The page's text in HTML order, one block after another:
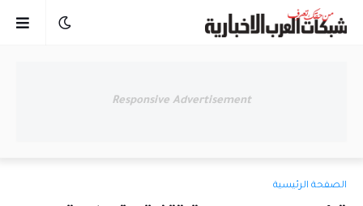
Responsive Advertisement
الصفحة الرئيسية